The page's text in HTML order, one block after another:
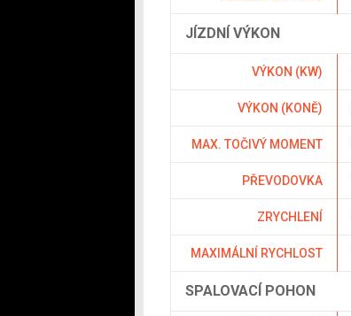
JÍZDNÍ VÝKON
VÝKON (KW)
VÝKON (KONĚ)
MAX. TOČIVÝ MOMENT
PŘEVODOVKA
ZRYCHLENÍ
MAXIMÁLNÍ RYCHLOST
SPALOVACÍ POHON